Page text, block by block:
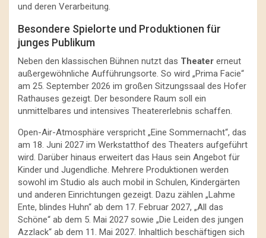
und deren Verarbeitung.
Besondere Spielorte und Produktionen für
junges Publikum
Neben den klassischen Bühnen nutzt das Theater erneut
außergewöhnliche Aufführungsorte. So wird „Prima Facie“
am 25. September 2026 im großen Sitzungssaal des Hofer
Rathauses gezeigt. Der besondere Raum soll ein
unmittelbares und intensives Theatererlebnis schaffen.
Open-Air-Atmosphäre verspricht „Eine Sommernacht“, das
am 18. Juni 2027 im Werkstatthof des Theaters aufgeführt
wird. Darüber hinaus erweitert das Haus sein Angebot für
Kinder und Jugendliche. Mehrere Produktionen werden
sowohl im Studio als auch mobil in Schulen, Kindergärten
und anderen Einrichtungen gezeigt. Dazu zählen „Lahme
Ente, blindes Huhn“ ab dem 17. Februar 2027, „All das
Schöne“ ab dem 5. Mai 2027 sowie „Die Leiden des jungen
Azzlack“ ab dem 11. Mai 2027. Inhaltlich beschäftigen sich